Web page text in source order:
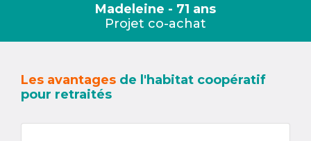
Madeleine - 71 ans
Projet co-achat
Les avantages de l'habitat coopératif
pour retraités